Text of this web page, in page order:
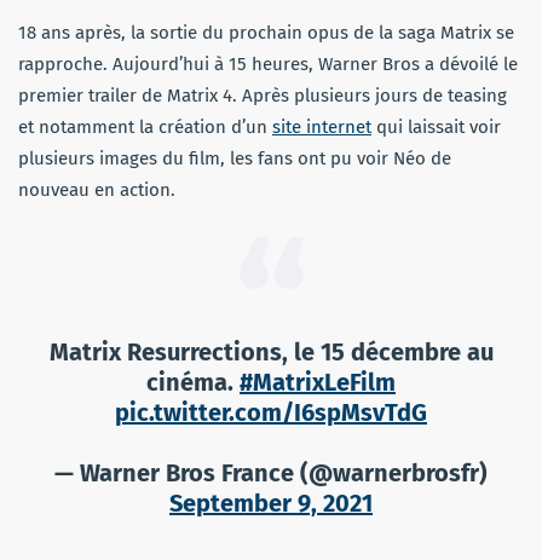
18 ans après, la sortie du prochain opus de la saga Matrix se
rapproche. Aujourd’hui à 15 heures, Warner Bros a dévoilé le
premier trailer de Matrix 4. Après plusieurs jours de teasing
et notamment la création d’un site internetqui laissait voir
plusieurs images du film, les fans ont pu voir Néo de
nouveau en action.
Matrix Resurrections, le 15 décembre au
cinéma. #MatrixLeFilm
pic.twitter.com/I6spMsvTdG
— Warner Bros France (@warnerbrosfr)
September 9, 2021